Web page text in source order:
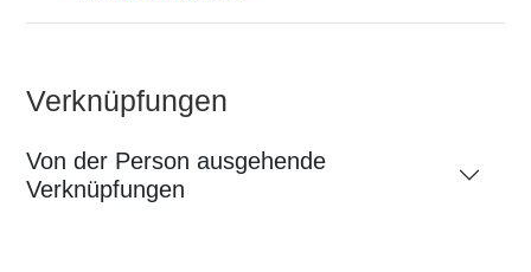
Verknüpfungen
Von der Person ausgehende
Verknüpfungen